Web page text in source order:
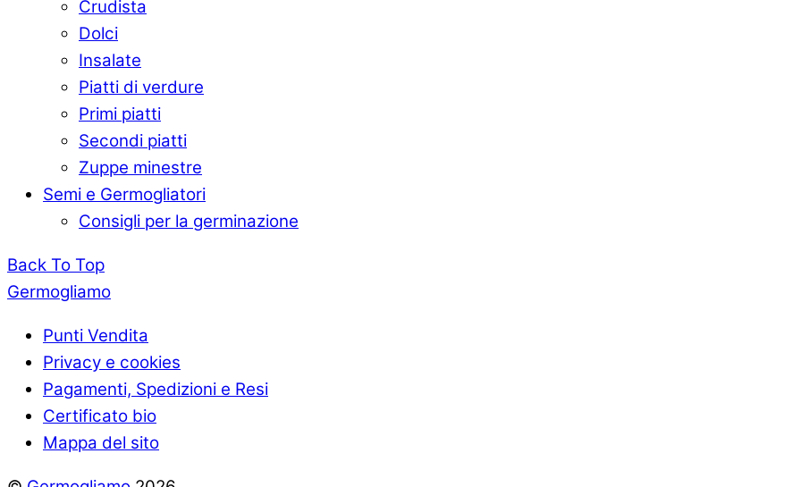
Crudista
Dolci
Insalate
Piatti di verdure
Primi piatti
Secondi piatti
Zuppe minestre
Semi e Germogliatori
Consigli per la germinazione
Back To Top
Germogliamo
Punti Vendita
Privacy e cookies
Pagamenti, Spedizioni e Resi
Certificato bio
Mappa del sito